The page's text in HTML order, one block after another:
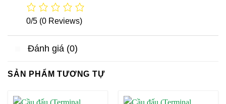
0/5 (0 Reviews)
Đánh giá (0)
SẢN PHẨM TƯƠNG TỰ